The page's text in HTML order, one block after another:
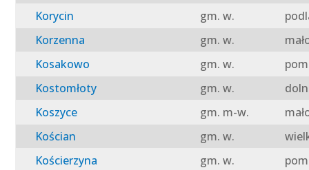
Korycin
gm. w.
Korzenna
gm. w.
Kosakowo
gm. w.
Kostomłoty
gm. w.
Koszyce
gm. m-w.
Kościan
gm. w.
Kościerzyna
gm. w.